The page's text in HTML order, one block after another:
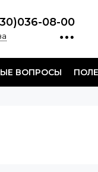
08-00
ВОПРОСЫ